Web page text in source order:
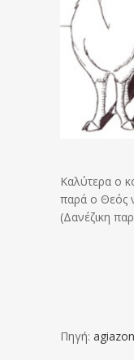
Καλύτερα ο
παρά ο Θεός
(Δανέζικη
Πηγή: